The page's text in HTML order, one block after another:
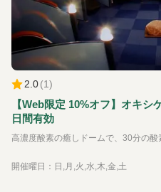
2.0(1)
【Web限定 10%オフ】オキ
日間有効
開催曜日：日,月,火,水,木,金,土
す
か？
入
園
時
間
や
金